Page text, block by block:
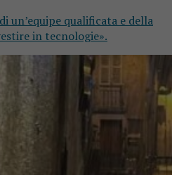
un’equipe qualificata e della
in tecnologie».